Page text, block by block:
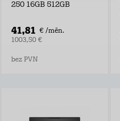
250 16GB 512GB
41,81 € /mēn.
1003,50 €
bez PVN